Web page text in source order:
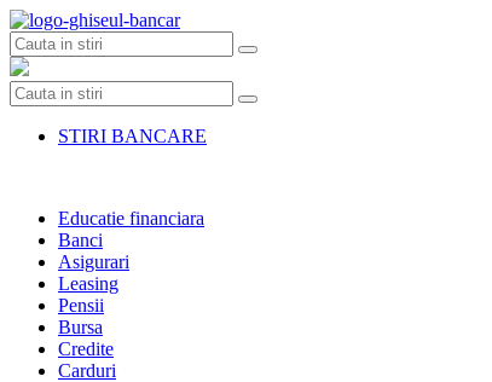
Skip
to
content
STIRI BANCARE
Educatie financiara
Banci
Asigurari
Leasing
Pensii
Bursa
Credite
Carduri